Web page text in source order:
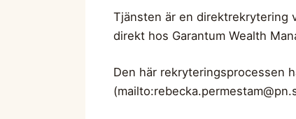
Tjänsten är en direktrekrytering
direkt hos Garantum Wealth
Den här rekryteringsprocessen
(mailto: